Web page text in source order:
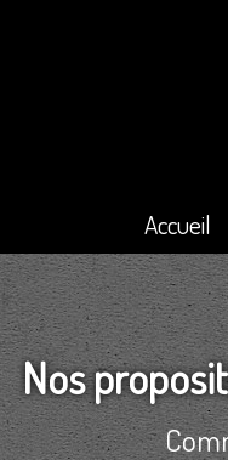
Accueil
Nos